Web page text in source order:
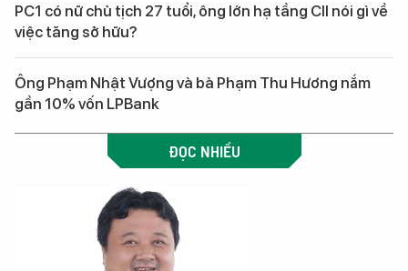
PC1 có nữ chủ tịch 27 tuổi, ông lớn hạ tầng CII nói gì về
việc tăng sở hữu?
Ông Phạm Nhật Vượng và bà Phạm Thu Hương nắm
gần 10% vốn LPBank
ĐỌC NHIỀU